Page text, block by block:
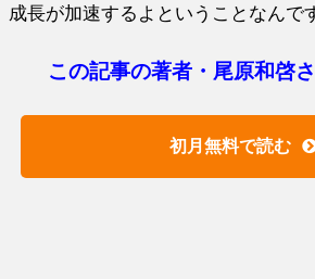
成長が加速するよということなんで
この記事の著者・尾原和啓
初月無料で読む